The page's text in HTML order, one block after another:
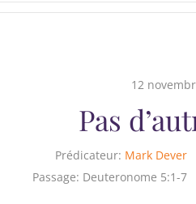
12
Pas
Prédicateur: Mark Dever
Passage: Deuteronome 5:1-7